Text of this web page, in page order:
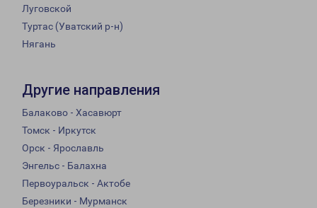
Луговской
Туртас (Уватский р-н)
Нягань
Другие направления
Балаково - Хасавюрт
Томск - Иркутск
Орск - Ярославль
Энгельс - Балахна
Первоуральск - Актобе
Березники - Мурманск